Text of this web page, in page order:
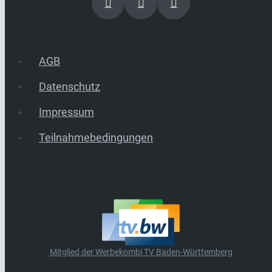
AGB
Datenschutz
Impressum
Teilnahmebedingungen
Mitglied der Werbekombi TV Baden-Württemberg